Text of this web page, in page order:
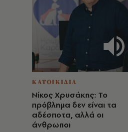
ΚΑΤΟΙΚΙΔΙΑ
Νίκος Χρυσάκης: Το
πρόβλημα δεν είναι τα
αδέσποτα, αλλά οι
άνθρωποι